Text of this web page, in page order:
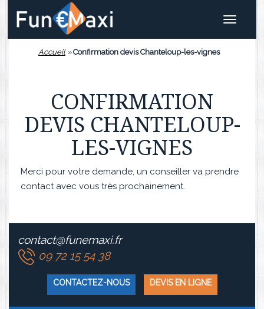
Toggle
Accueil»Confirmation devis Chanteloup-les-vignes
CONFIRMATION
DEVIS CHANTELOUP-
LES-VIGNES
Merci pour votre demande, un conseiller va prendre
contact avec vous très prochainement.
contact@funemaxi.fr
09 72 15 54 38
CONTACTEZ-NOUS DEVIS EN LIGNE